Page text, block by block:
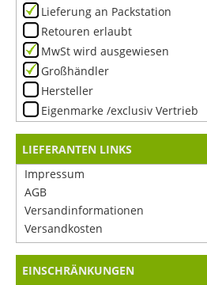
Lieferung an Packstation
Retouren erlaubt
MwSt wird ausgewiesen
Großhändler
Hersteller
Eigenmarke /exclusiv Vertrieb
LIEFERANTEN LINKS
Impressum
AGB
Versandinformationen
Versandkosten
EINSCHRÄNKUNGEN